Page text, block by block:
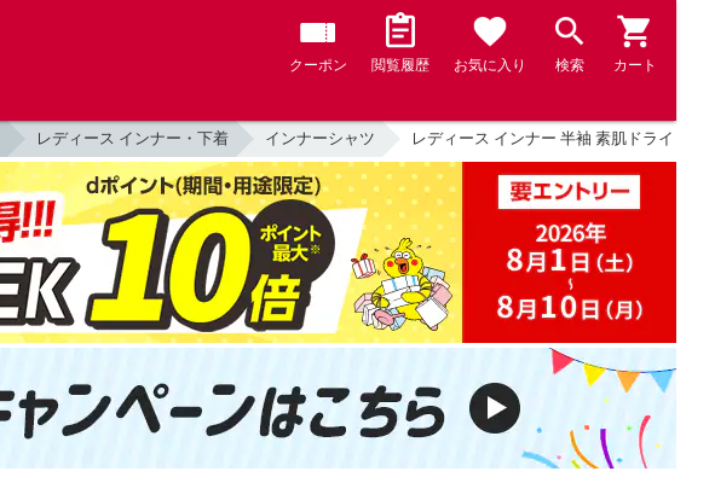
クーポン 閲覧履歴 お気に入り 検索 カート
レディース インナー・下着 インナーシャツ レディース インナー 半袖 素肌ドライ 綿